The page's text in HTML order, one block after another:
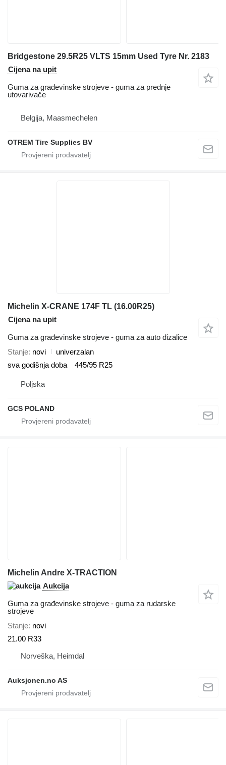
Bridgestone 29.5R25 VLTS 15mm Used Tyre Nr. 2183
Cijena na upit
Guma za građevinske strojeve - guma za prednje
utovarivače
Belgija, Maasmechelen
OTREM Tire Supplies BV
Michelin X-CRANE 174F TL (16.00R25)
Cijena na upit
Guma za građevinske strojeve - guma za auto dizalice
Stanje novi
univerzalan
sva godišnja doba
445/95 R25
Poljska
GCS POLAND
Michelin Andre X-TRACTION
Aukcija
Guma za građevinske strojeve - guma za rudarske
strojeve
Stanje novi
21.00 R33
Norveška, Heimdal
Auksjonen.no AS